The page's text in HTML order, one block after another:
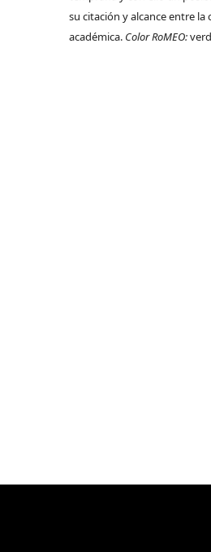
su citación y alcance entre la
académica. Color RoMEO: